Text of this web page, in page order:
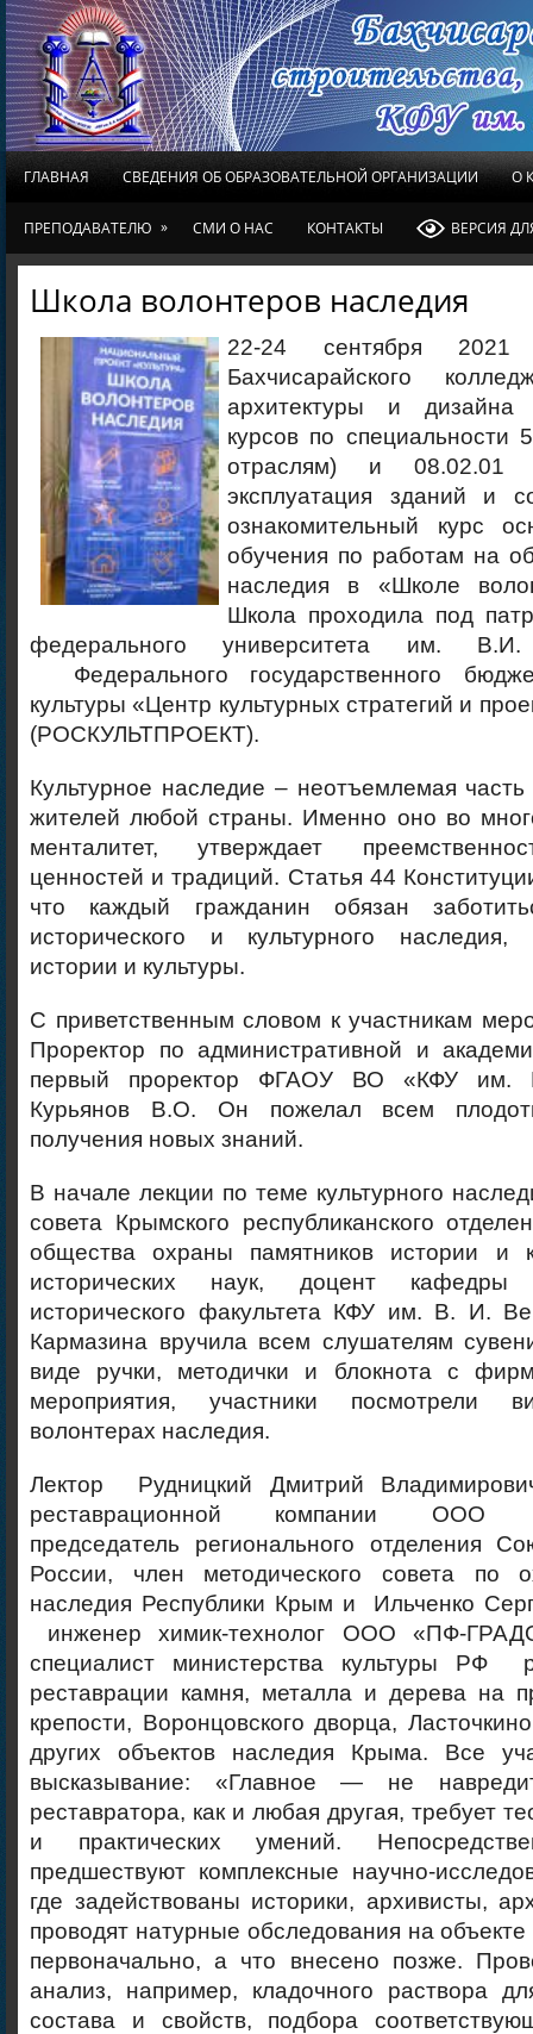
ГЛАВНАЯ СВЕДЕНИЯ ОБ ОБРАЗОВАТЕЛЬНОЙ ОРГАНИЗАЦИИ О
ПРЕПОДАВАТЕЛЮ » СМИ О НАС КОНТАКТЫ ВЕРСИЯ
Школа волонтеров наследия
22-24 сентября
Бахчисарайского
архитектуры и
курсов по специальности
отраслям) и 08.02.01
эксплуатация зданий и
ознакомительный курс
обучения по работам на
наследия в «Школе
Школа проходила под
федерального университета им.
Федерального государственного
культуры «Центр культурных стратегий и
(РОСКУЛЬТПРОЕКТ).
Культурное наследие – неотъемлемая часть
жителей любой страны. Именно оно во
менталитет, утверждает
ценностей и традиций. Статья 44
что каждый гражданин обязан
исторического и культурного наследия,
истории и культуры.
С приветственным словом к участникам
Проректор по административной и
первый проректор ФГАОУ ВО «КФУ им.
Курьянов В.О. Он пожелал всем
получения новых знаний.
В начале лекции по теме культурного
совета Крымского республиканского
общества охраны памятников истории и
исторических наук, доцент кафедры
исторического факультета КФУ им. В. И.
Кармазина вручила всем слушателям
виде ручки, методички и блокнота с
мероприятия, участники посмотрели
волонтерах наследия.
Лектор Рудницкий Дмитрий
реставрационной компании ООО
председатель регионального отделения
России, член методического совета по
наследия Республики Крым и Ильченко
инженер химик-технолог ООО «ПФ-
специалист министерства культуры РФ
реставрации камня, металла и дерева на
крепости, Воронцовского дворца,
других объектов наследия Крыма. Все
высказывание: «Главное — не
реставратора, как и любая другая, требует
и практических умений.
предшествуют комплексные научно-
где задействованы историки, архивисты,
проводят натурные обследования на
первоначально, а что внесено позже.
анализ, например, кладочного раствора
состава и свойств, подбора